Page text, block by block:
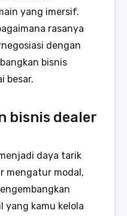
yang imersif.
rasanya
dengan
bisnis
besar.
bisnis dealer
daya tarik
mengatur modal,
yang kamu kelola